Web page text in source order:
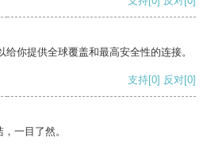
你提供全球覆盖和最高安全性的连接。
支持[0] 反对[0]
一目了然。